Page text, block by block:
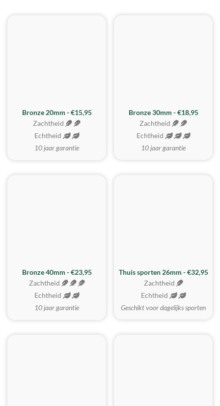
Bronze 20mm - €15,95
Zachtheid
Echtheid
10 jaar garantie
BESTE KOOP
Bronze 30mm - €18,95
Zachtheid
Echtheid
10 jaar garantie
Bronze 40mm - €23,95
Zachtheid
Echtheid
10 jaar garantie
Thuis sporten 26mm - €32,95
Zachtheid
Echtheid
Geschikt voor dagelijks sporten